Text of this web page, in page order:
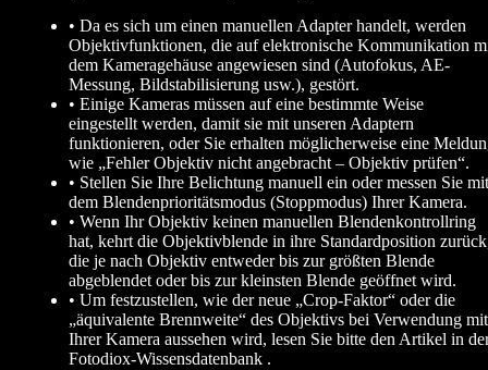
• Da es sich um einen manuellen Adapter handelt, werden
Objektivfunktionen, die auf elektronische Kommunikation
dem Kameragehäuse angewiesen sind (Autofokus, AE-
Messung, Bildstabilisierung usw.), gestört.
• Einige Kameras müssen auf eine bestimmte Weise
eingestellt werden, damit sie mit unseren Adaptern
funktionieren, oder Sie erhalten möglicherweise eine
wie „Fehler Objektiv nicht angebracht – Objektiv prüfen“.
• Stellen Sie Ihre Belichtung manuell ein oder messen Sie mit
dem Blendenprioritätsmodus (Stoppmodus) Ihrer Kamera.
• Wenn Ihr Objektiv keinen manuellen Blendenkontrollring
hat, kehrt die Objektivblende in ihre Standardposition
die je nach Objektiv entweder bis zur größten Blende
abgeblendet oder bis zur kleinsten Blende geöffnet wird.
• Um festzustellen, wie der neue „Crop-Faktor“ oder die
„äquivalente Brennweite“ des Objektivs bei Verwendung mit
Ihrer Kamera aussehen wird, lesen Sie bitte den Artikel in
Fotodiox-Wissensdatenbank .